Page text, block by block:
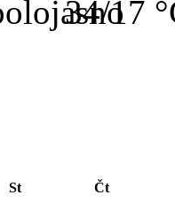
34/17
St Čt